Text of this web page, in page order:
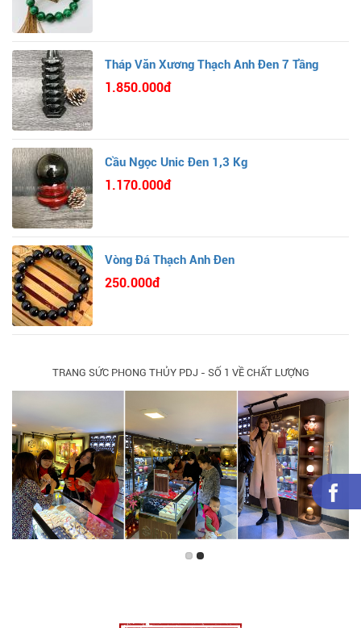
Tháp Văn Xương Thạch Anh Đen 7 Tầng
1.850.000đ
Cầu Ngọc Unic Đen 1,3 Kg
1.170.000đ
Vòng Đá Thạch Anh Đen
250.000đ
TRANG SỨC PHONG THỦY PDJ - SỐ 1 VỀ CHẤT LƯỢNG